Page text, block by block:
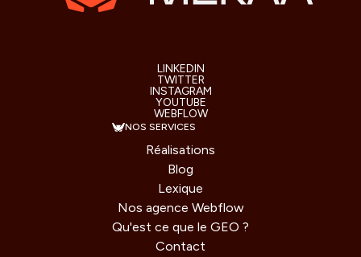
LINKEDIN
TWITTER
INSTAGRAM
YOUTUBE
WEBFLOW
NOS SERVICES
Réalisations
Blog
Lexique
Nos agence Webflow
Qu'est ce que le GEO ?
Contact